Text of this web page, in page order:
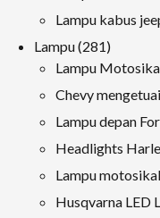
Lampu kabus
Lampu 281281
produk
Lampu
Chevy
Lampu depan
Headlights
Lampu
Husqvarna LED